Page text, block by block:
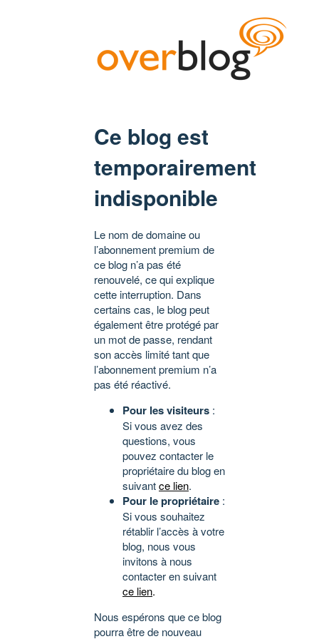
Ce blog est
temporairement
indisponible
Le nom de domaine ou
l’abonnement premium de
ce blog n’a pas été
renouvelé, ce qui explique
cette interruption. Dans
certains cas, le blog peut
également être protégé par
un mot de passe, rendant
son accès limité tant que
l’abonnement premium n’a
pas été réactivé.
Pour les visiteurs :
Si vous avez des
questions, vous
pouvez contacter le
propriétaire du blog en
suivantce lien.
Pour le propriétaire :
Si vous souhaitez
rétablir l’accès à votre
blog, nous vous
invitons à nous
contacter en suivant
ce lien.
Nous espérons que ce blog
pourra être de nouveau